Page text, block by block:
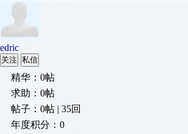
edric
关注 私信
精华：0帖
求助：0帖
帖子：0帖 | 35回
年度积分：0